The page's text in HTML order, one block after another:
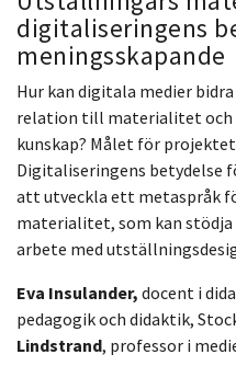
digitaliseringens
meningsskapande
Hur kan digitala medier
relation till materialitet
kunskap? Målet för
Digitaliseringens betydelse
att utveckla ett metaspråk
materialitet, som kan
arbete med
Eva Insulander, docent i
pedagogik och didaktik,
Lindstrand, professor i